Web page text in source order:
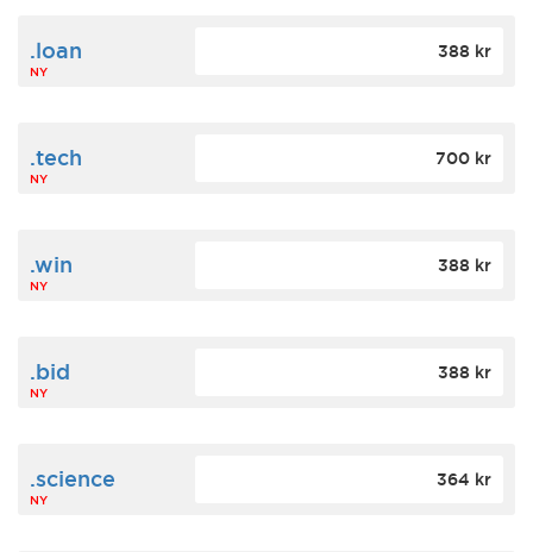
.loan
NY
388 kr
.tech
NY
700 kr
.win
NY
388 kr
.bid
NY
388 kr
.science
NY
364 kr